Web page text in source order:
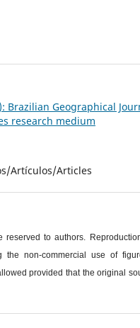
Brazilian Geographical
research medium
Artículos/Articles
reserved to authors.
the non-commercial use of
provided that the original